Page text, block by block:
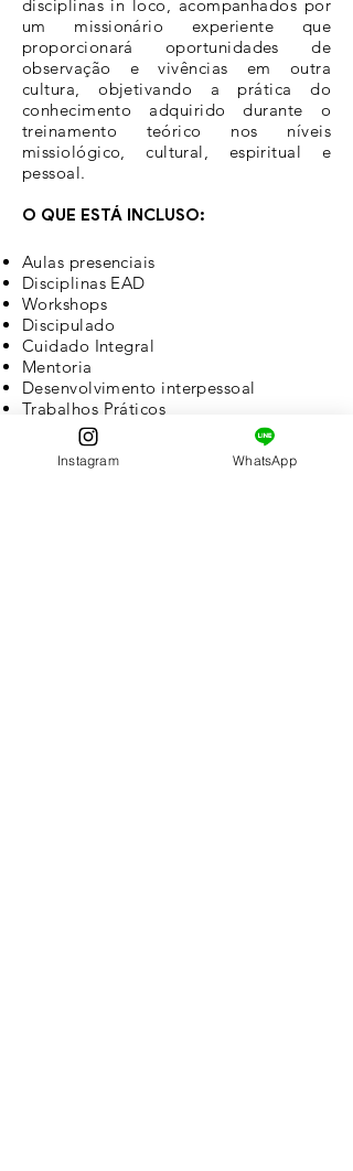
disciplinas in loco, acompanhados por
um missionário experiente que
proporcionará oportunidades de
observação e vivências em outra
cultura, objetivando a prática do
conhecimento adquirido durante o
treinamento teórico nos níveis
missiológico, cultural, espiritual e
pessoal.
O QUE ESTÁ INCLUSO:
Aulas presenciais
Disciplinas EAD
Workshops
Discipulado
Cuidado Integral
Mentoria
Desenvolvimento interpessoal
Trabalhos Práticos
Experiência Transcultural
SEJA CAPACITADO PARA CUMPRIR
Instagram WhatsApp